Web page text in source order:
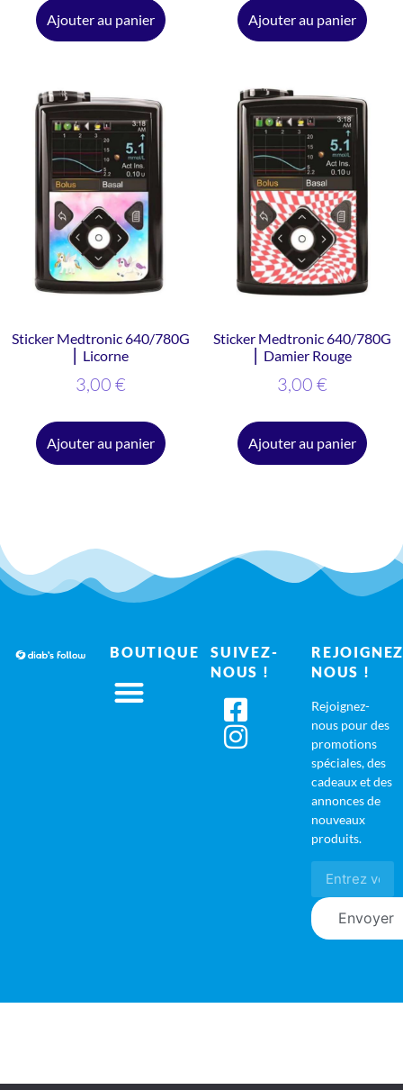
Ajouter au panier Ajouter au panier
Sticker Medtronic 640/780G
⎜ Licorne
3,00 €
Ajouter au panier
Sticker Medtronic 640/780G
⎜ Damier Rouge
3,00 €
Ajouter au panier
BOUTIQUE
SUIVEZ-
NOUS !
NOUS !
Rejoignez-
nous pour des
promotions
spéciales, des
cadeaux et des
annonces de
nouveaux
produits.
Envoyer